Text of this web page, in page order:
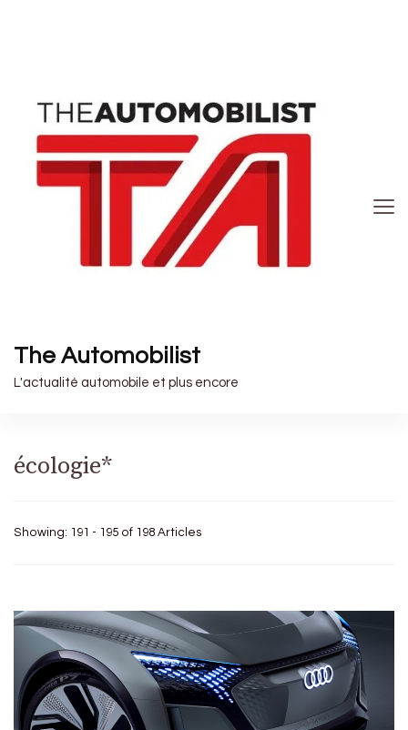
The Automobilist
L'actualité automobile et plus encore
écologie*
Showing: 191 - 195 of 198 Articles